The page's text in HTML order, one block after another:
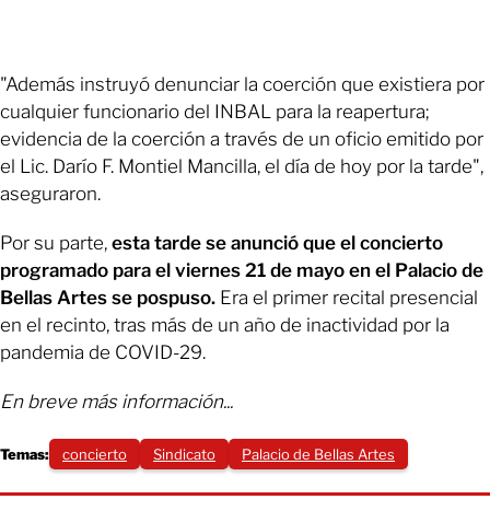
"Además instruyó denunciar la coerción que existiera por
cualquier funcionario del INBAL para la reapertura;
evidencia de la coerción a través de un oficio emitido por
el Lic. Darío F. Montiel Mancilla, el día de hoy por la tarde",
aseguraron.
Por su parte, esta tarde se anunció que el concierto
programado para el viernes 21 de mayo en el Palacio de
Bellas Artes se pospuso. Era el primer recital presencial
en el recinto, tras más de un año de inactividad por la
pandemia de COVID-29.
En breve más información...
Temas: concierto Sindicato Palacio de Bellas Artes